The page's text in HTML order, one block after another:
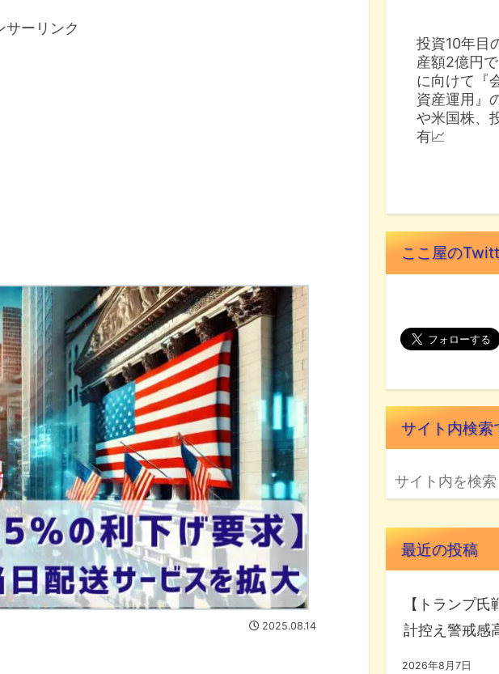
サーリンク
2025.08.14
投資10年目
産額2億円
に向けて『
資産運用』
や米国株、
有📈
ここ屋の
サイト内検索
最近の投稿
【トランプ
計控え警戒感
2026年8月7日